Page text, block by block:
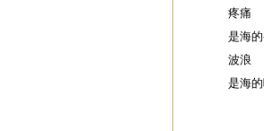
疼痛
是海
波浪
是海